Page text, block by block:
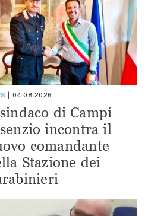
04.08.2026
di Campi
incontra il
comandante
Stazione dei